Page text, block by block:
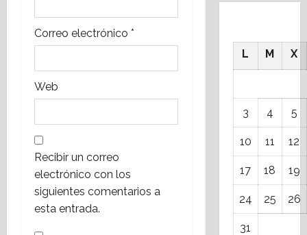
d
a
s
Correo electrónico *
Web
Recibir un correo
electrónico con los
siguientes comentarios a
esta entrada.
L M X
3 4 5
10 11 12
17 18 19
24 25 26
31